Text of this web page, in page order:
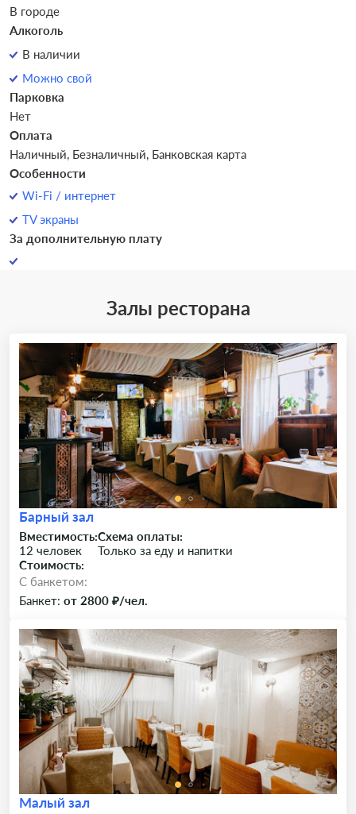
В городе
Алкоголь
В наличии
Можно свой
Парковка
Нет
Оплата
Наличный, Безналичный, Банковская карта
Особенности
Wi-Fi / интернет
TV экраны
За дополнительную плату
Залы ресторана
Барный зал
Вместимость:
12 человек
Схема оплаты:
Только за еду и напитки
Стоимость:
C банкетом:
Банкет: от 2800 ₽/чел.
Малый зал